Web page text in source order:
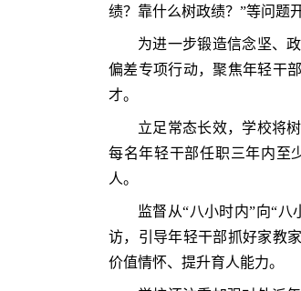
绩？靠什么树政绩？”等问题
为进一步锻造信念坚、
偏差专项行动，聚焦年轻干
才。
立足常态长效，学校将
每名年轻干部任职三年内至
人。
监督从“八小时内”向“
访，引导年轻干部抓好家教
价值情怀、提升育人能力。